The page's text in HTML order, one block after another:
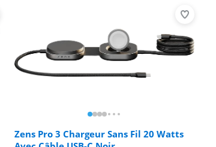
Zens Pro 3 Chargeur Sans Fil 20 Watts